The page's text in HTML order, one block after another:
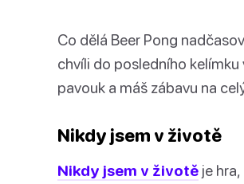
Co dělá Beer Pong
chvíli do posledního
pavouk a máš zábavu na
Nikdy jsem v životě
Nikdy jsem v životě je